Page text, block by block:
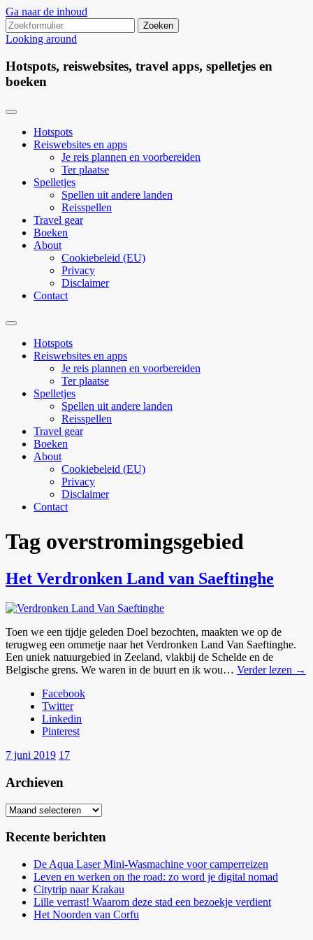
Ga naar de inhoud
Zoeken
naar:
Looking around
Hotspots, reiswebsites, travel apps, spelletjes en
boeken
Hotspots
Reiswebsites en apps
Je reis plannen en voorbereiden
Ter plaatse
Spelletjes
Spellen uit andere landen
Reisspellen
Travel gear
Boeken
About
Cookiebeleid (EU)
Privacy
Disclaimer
Contact
Zoekveld
uitvouwenHotspots
Reiswebsites en apps
Je reis plannen en voorbereiden
Ter plaatse
Spelletjes
Spellen uit andere landen
Reisspellen
Travel gear
Boeken
About
Cookiebeleid (EU)
Privacy
Disclaimer
Contact
Tag overstromingsgebied
Het Verdronken Land van Saeftinghe
Toen we een tijdje geleden Doel bezochten, maakten we op de
terugweg een ommetje naar het Verdronken Land Van Saeftinghe.
Een uniek natuurgebied in Zeeland, vlakbij de Schelde en de
Belgische grens. We waren in de buurt en ik wou… Verder lezen →
Facebook
Twitter
Linkedin
Pinterest
7 juni 2019 17
Archieven
Archieven
Recente berichten
De Aqua Laser Mini-Wasmachine voor camperreizen
Leven en werken on the road: zo word je digital nomad
Citytrip naar Krakau
Lille verrast! Waarom deze stad een bezoekje verdient
Het Noorden van Corfu